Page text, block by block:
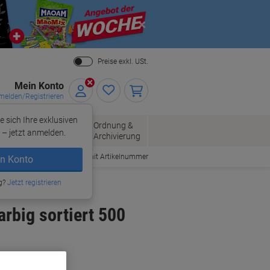
Close
Preise exkl. USt.
Mein Konto
Registrieren
sich Ihre exklusiven
jetzt anmelden.
Konto
Jetzt registrieren
Bürobedarf
Ordnung &
Archivierung
Bestellen mit Artikelnummer
sortiert 500